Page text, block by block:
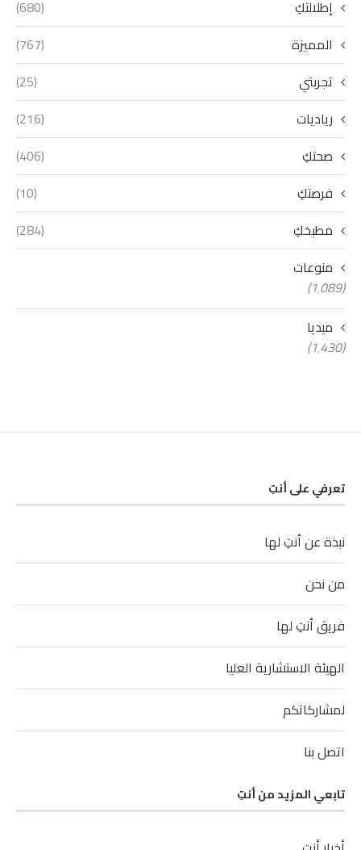
إطلالتكِ
(680)
المميزة
(767)
تجربتي
(25)
رياديات
(216)
صحتكِ
(406)
فرصتكِ
(10)
مطبخكِ
(284)
منوعات
(1٬089)
ميديا
(1٬430)
تعرفي على أنتِ
نبذة عن أنتِ لها
من نحن
فريق أنتِ لها
الهيئة الاستشارية العليا
لمشاركاتكم
اتصل بنا
تابعي المزيد من أنتِ